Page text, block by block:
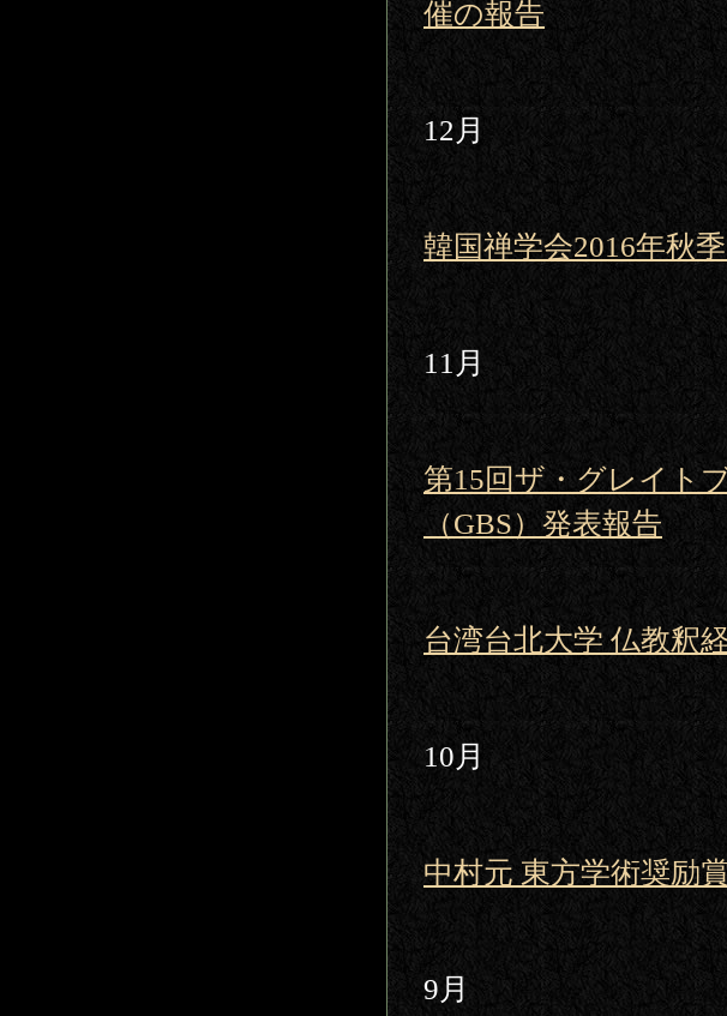
催の報告
12月
韓国禅学会2016年秋
11月
第15回ザ・グレイト
（GBS）発表報告
台湾台北大学 仏教釈
10月
中村元 東方学術奨励
9月